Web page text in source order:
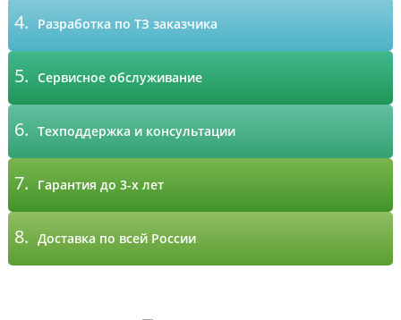
4. Разработка по ТЗ заказчика
5. Сервисное обслуживание
6. Техподдержка и консультации
7. Гарантия до 3-х лет
8. Доставка по всей России